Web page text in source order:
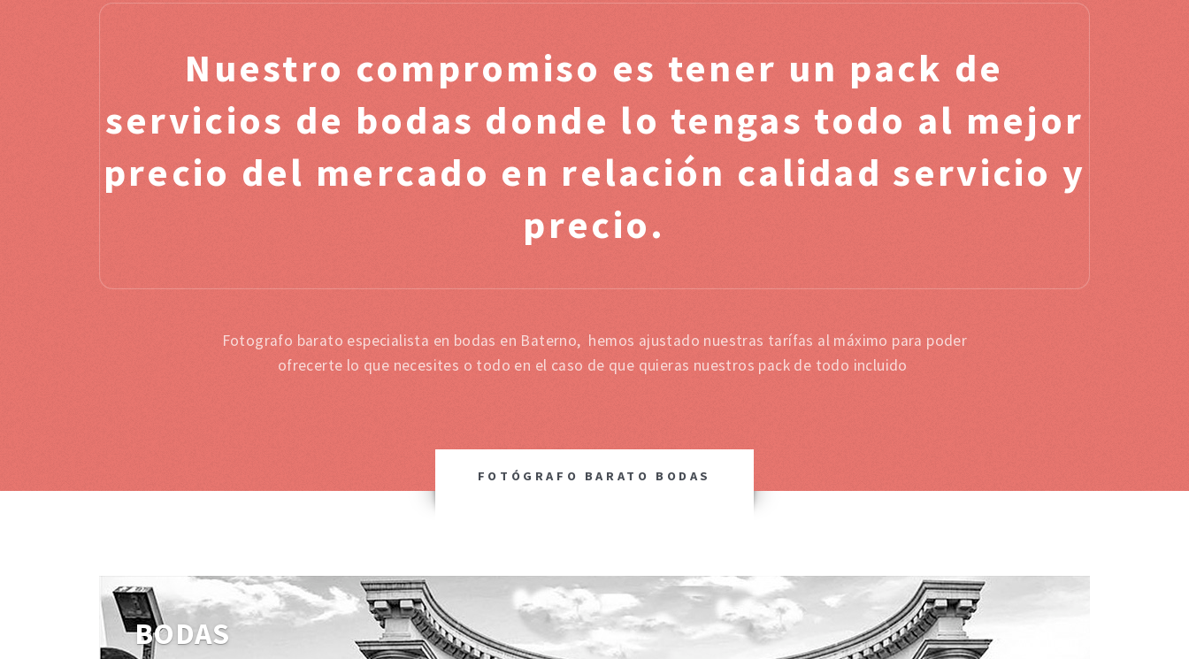
Nuestro compromiso es tener un pack de
servicios de bodas donde lo tengas todo al mejor
precio del mercado en relación calidad servicio y
precio.
Fotografo barato especialista en bodas en Baterno, hemos ajustado nuestras tarífas al máximo para poder
ofrecerte lo que necesites o todo en el caso de que quieras nuestros pack de todo incluido
FOTÓGRAFO BARATO BODAS
BODAS